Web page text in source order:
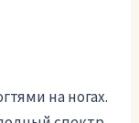
на ногах.